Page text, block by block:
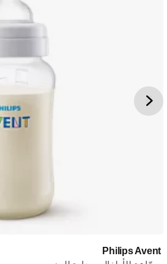
Philips Avent